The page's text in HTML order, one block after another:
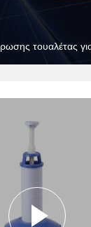
τουαλέτας